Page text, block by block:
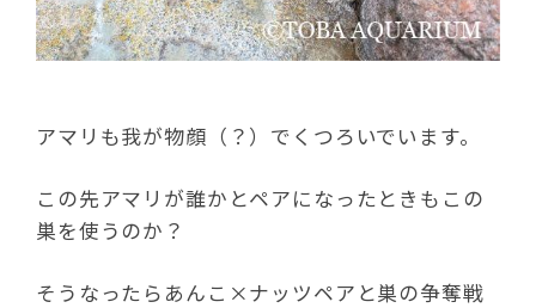
アマリも我が物顔（？）でくつろいでいます。
この先アマリが誰かとペアになったときもこの
巣を使うのか？
そうなったらあんこ×ナッツペアと巣の争奪戦